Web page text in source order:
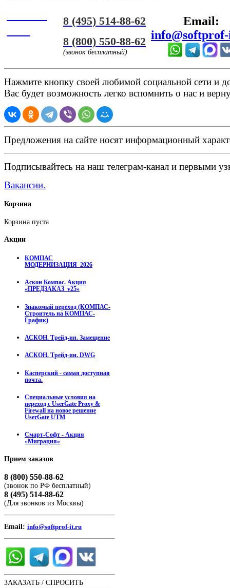
8 (495) 514-88-62
8 (800) 550-88-62
(звонок бесплатный)
Email:
Нажмите кнопку своей любимой социальной сети и
Вас будет возможность легко вспомнить о нас и
Предложения на сайте носят информационный
Подписывайтесь на наш телеграм-канал и первыми
Вакансии.
Корзина
Корзина пуста
Акции
КОМПАС
МОДЕРНИЗАЦИЯ_2026
Аскон Компас. Акция
«ПРЕДЗАКАЗ_v25»
Знакомый переход (КОМПАС-
Строитель на КОМПАС-
График)
АСКОН. Трейд-ин. Замещение
АСКОН. Трейд-ин. DWG
Касперский - самая доступная
почта.
Специальные условия на
переход с UserGate Proxy &
Firewall на новое решение
UserGate UTM
Смарт-Софт - Акция
«Миграция»
Прием заказов
8 (800) 550-88-62
(звонок по РФ бесплатный)
8 (495) 514-88-62
(Для звонков из Москвы)
Email: info@softprof-it.ru
ЗАКАЗАТЬ / СПРОСИТЬ